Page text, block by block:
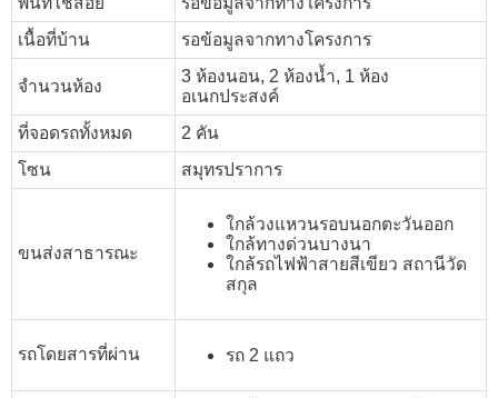
เนื้อที่บ้าน
รอข้อมูลจากทางโครงการ
จำนวนห้อง
3 ห้องนอน, 2 ห้องน้ำ, 1 ห้อง
อเนกประสงค์
ที่จอดรถทั้งหมด
2 คัน
โซน
สมุทรปราการ
ขนส่งสาธารณะ
ใกล้วงแหวนรอบนอกตะวันออก
ใกล้ทางด่วนบางนา
ใกล้รถไฟฟ้าสายสีเขียว สถานีวัด
สกุล
รถโดยสารที่ผ่าน รถ 2 แถว